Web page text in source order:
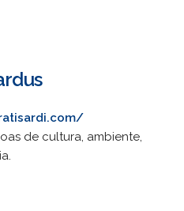
de cultura, ambiente,